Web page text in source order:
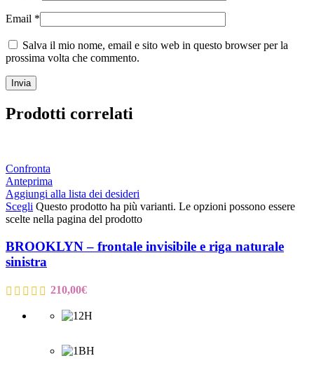
Email *
Salva il mio nome, email e sito web in questo browser per la
prossima volta che commento.
Prodotti correlati
Confronta
Anteprima
Aggiungi alla lista dei desideri
Scegli Questo prodotto ha più varianti. Le opzioni possono essere
scelte nella pagina del prodotto
BROOKLYN – frontale invisibile e riga naturale
sinistra
210,00€